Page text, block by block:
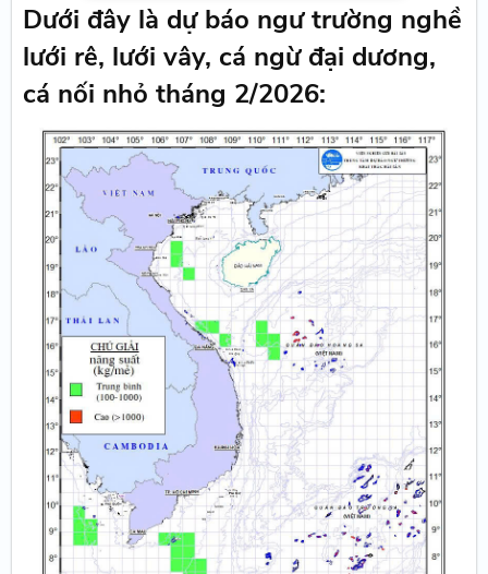
Dưới đây là dự báo ngư trường nghề
lưới rê, lưới vây, cá ngừ đại dương,
cá nối nhỏ tháng 2/2026: